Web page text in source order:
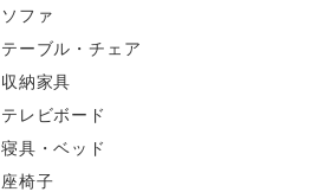
ソファ
テーブル・チェア
収納家具
テレビボード
寝具・ベッド
座椅子